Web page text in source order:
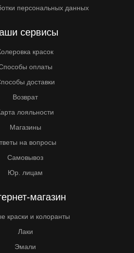
персональных данных
сервисы
красок
оплаты
доставки
Возврат
лояльности
Магазины
на вопросы
Самовывоз
Юр. лицам
магазин
краски и колоранты
Лаки
Эмали